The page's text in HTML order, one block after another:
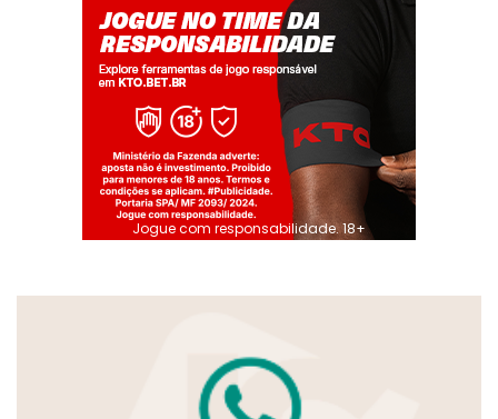
Jogue com responsabilidade. 18+